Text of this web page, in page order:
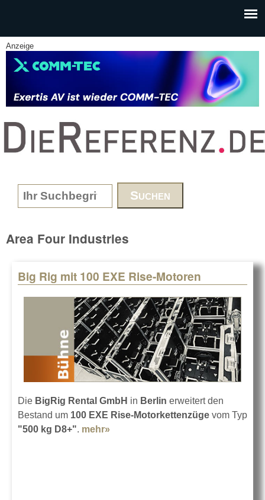
Anzeige
www.DieReferenz.de
Search form
Area Four Industries
Big Rig mit 100 EXE Rise-Motoren
Die BigRig Rental GmbH in Berlin erweitert den
Bestand um 100 EXE Rise-Motorkettenzüge vom Typ
"500 kg D8+". mehr»